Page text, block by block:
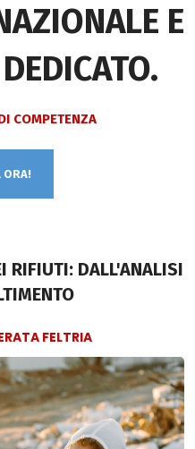
E
COMPETENZA
ORA!
RIFIUTI: DALL'ANALISI
FELTRIA